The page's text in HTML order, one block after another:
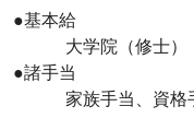
●基本給
大学院（修士）：
●諸手当
家族手当、資格手